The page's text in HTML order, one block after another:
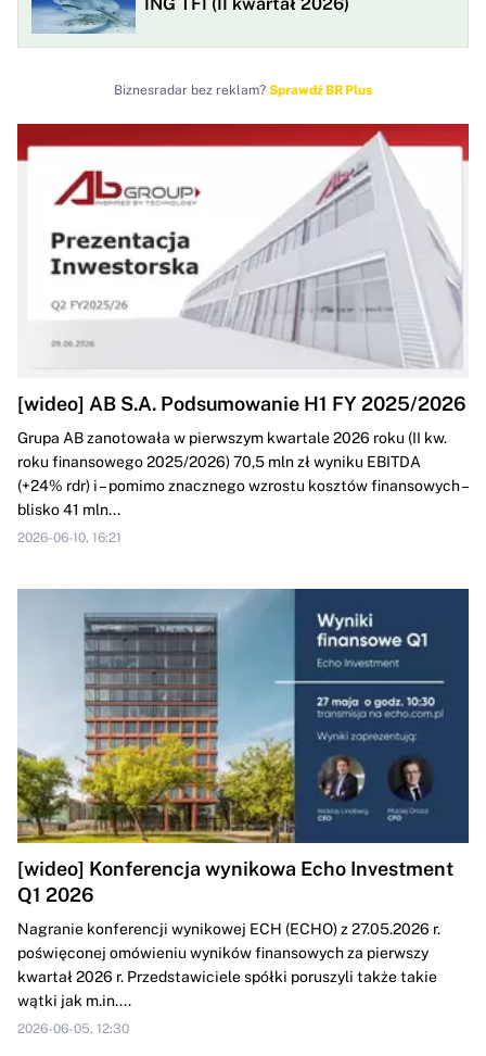
Biznesradar bez reklam? Sprawdź BR Plus
[wideo] AB S.A. Podsumowanie H1 FY 2025/2026
Grupa AB zanotowała w pierwszym kwartale 2026 roku (II kw.
roku finansowego 2025/2026) 70,5 mln zł wyniku EBITDA
(+24% rdr) i – pomimo znacznego wzrostu kosztów finansowych –
blisko 41 mln...
2026-06-10, 16:21
[wideo] Konferencja wynikowa Echo Investment
Q1 2026
Nagranie konferencji wynikowej ECH (ECHO) z 27.05.2026 r.
poświęconej omówieniu wyników finansowych za pierwszy
kwartał 2026 r. Przedstawiciele spółki poruszyli także takie
wątki jak m.in....
2026-06-05, 12:30